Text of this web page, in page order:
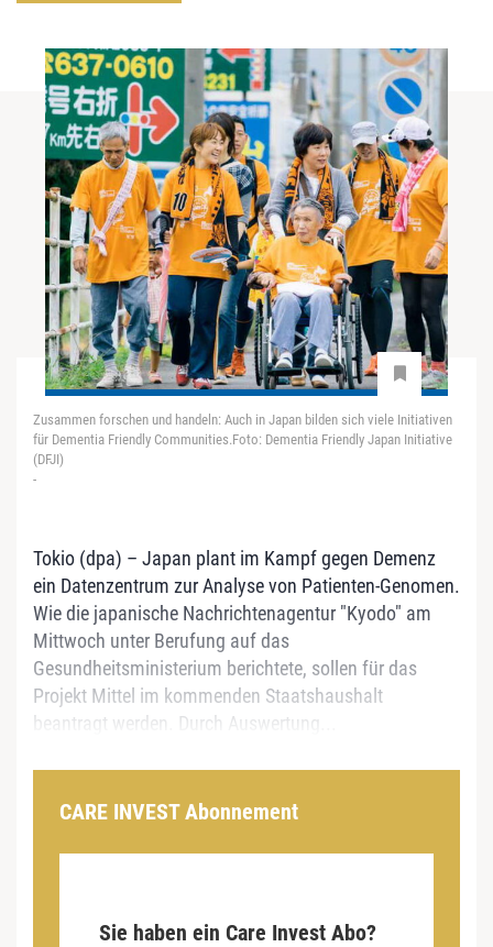
Zusammen forschen und handeln: Auch in Japan bilden sich viele Initiativen
für Dementia Friendly Communities.Foto: Dementia Friendly Japan Initiative
(DFJI)
-
Tokio (dpa) – Japan plant im Kampf gegen Demenz
ein Datenzentrum zur Analyse von Patienten-Genomen.
Wie die japanische Nachrichtenagentur "Kyodo" am
Mittwoch unter Berufung auf das
Gesundheitsministerium berichtete, sollen für das
Projekt Mittel im kommenden Staatshaushalt
beantragt werden. Durch Auswertung...
CARE INVEST Abonnement
Sie haben ein Care Invest Abo?